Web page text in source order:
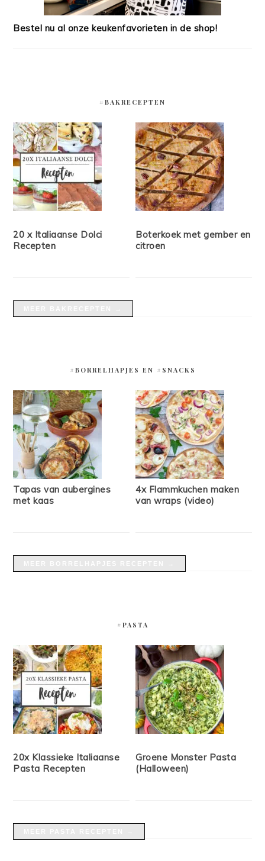
Bestel nu al onze keukenfavorieten in de shop!
#BAKRECEPTEN
20 x Italiaanse Dolci
Recepten
Boterkoek met gember en
citroen
#BORRELHAPJES EN #SNACKS
Tapas van aubergines
met kaas
4x Flammkuchen maken
van wraps (video)
#PASTA
20x Klassieke Italiaanse
Pasta Recepten
Groene Monster Pasta
(Halloween)